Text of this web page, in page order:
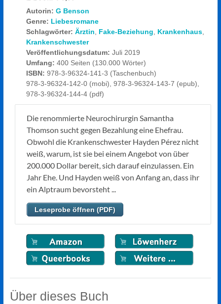
Autorin: G Benson
Genre: Liebesromane
Schlagwörter: Ärztin, Fake-Beziehung, Krankenhaus,
Krankenschwester
Veröffentlichungsdatum: Juli 2019
Umfang: 400 Seiten (130.000 Wörter)
ISBN: 978-3-96324-141-3 (Taschenbuch)
978-3-96324-142-0 (mobi), 978-3-96324-143-7 (epub),
978-3-96324-144-4 (pdf)
Die renommierte Neurochirurgin Samantha
Thomson sucht gegen Bezahlung eine Ehefrau.
Obwohl die Krankenschwester Hayden Pérez nicht
weiß, warum, ist sie bei einem Angebot von über
200.000 Dollar bereit, sich darauf einzulassen. Ein
Jahr Ehe. Und Hayden weiß von Anfang an, dass ihr
ein Alptraum bevorsteht ...
Leseprobe öffnen (PDF)
Über dieses Buch